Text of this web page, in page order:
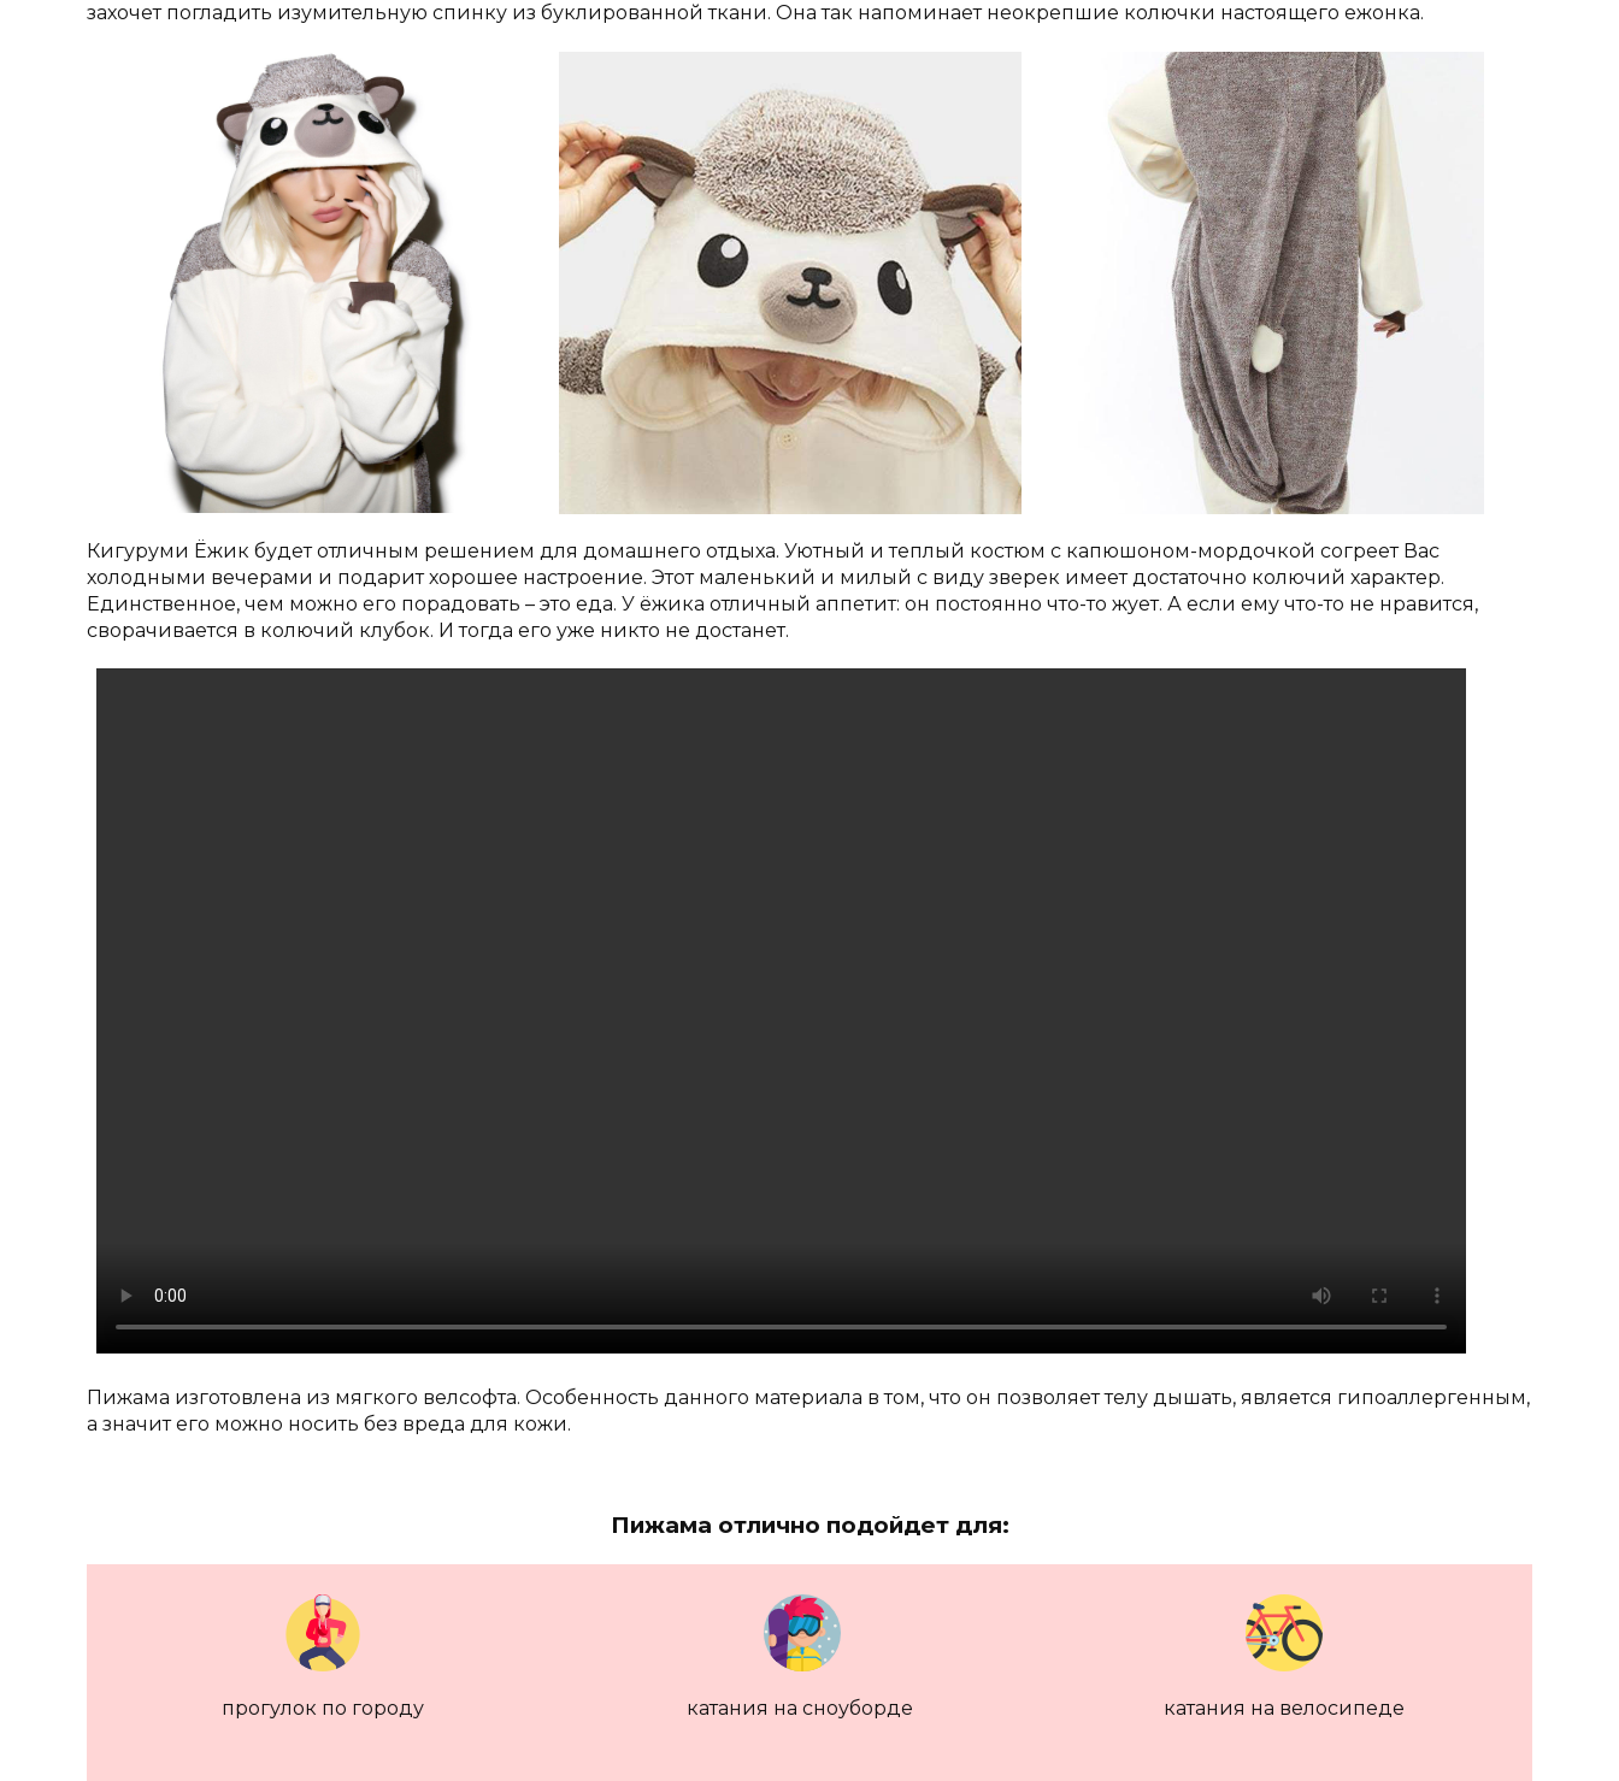
захочет погладить изумительную спинку из буклированной ткани. Она так напоминает неокрепшие колючки настоящего ежонка.
Кигуруми Ёжик будет отличным решением для домашнего отдыха. Уютный и теплый костюм с капюшоном-мордочкой согреет Вас
холодными вечерами и подарит хорошее настроение. Этот маленький и милый с виду зверек имеет достаточно колючий характер.
Единственное, чем можно его порадовать – это еда. У ёжика отличный аппетит: он постоянно что-то жует. А если ему что-то не нравится,
сворачивается в колючий клубок. И тогда его уже никто не достанет.
Пижама изготовлена из мягкого велсофта. Особенность данного материала в том, что он позволяет телу дышать, является гипоаллергенным,
а значит его можно носить без вреда для кожи.
Пижама отлично подойдет для:
прогулок по городу катания на сноуборде катания на велосипеде